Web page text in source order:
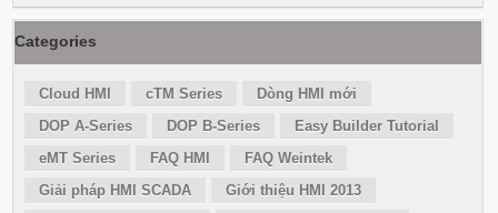
Categories
Cloud HMI cTM Series
Dòng HMI mới
DOP A-Series
DOP B-Series
Easy Builder Tutorial
eMT Series
FAQ HMI
FAQ Weintek
Giải pháp HMI SCADA
Giới thiệu HMI 2013